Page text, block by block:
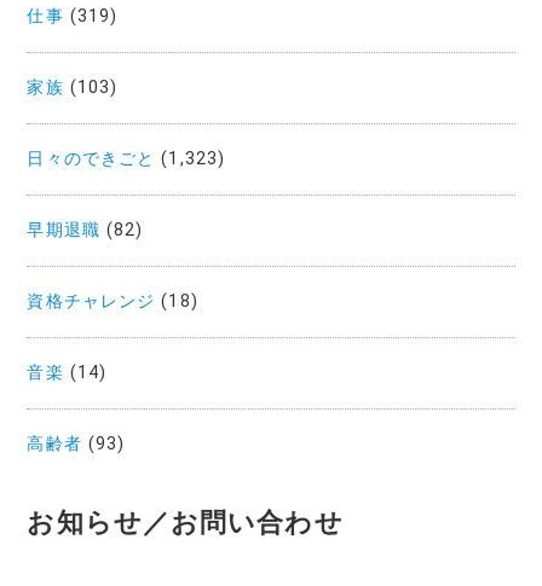
仕事 (319)
家族 (103)
日々のできごと (1,323)
早期退職 (82)
資格チャレンジ (18)
音楽 (14)
高齢者 (93)
お知らせ／お問い合わせ